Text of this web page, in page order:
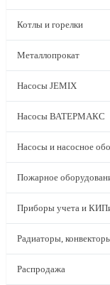
Котлы и горелки
Металлопрокат
Насосы JEMIX
Насосы ВАТЕРМАКС
Насосы и насосное
Пожарное
Приборы учета и
Радиаторы,
Распродажа